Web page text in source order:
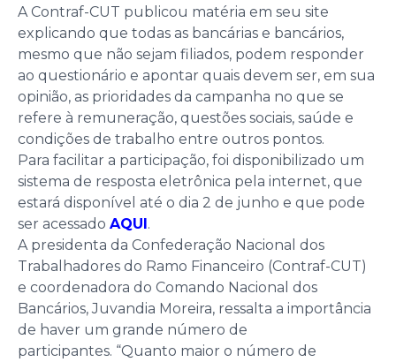
A Contraf-CUT publicou matéria em seu site
explicando que todas as bancárias e bancários,
mesmo que não sejam filiados, podem responder
ao questionário e apontar quais devem ser, em sua
opinião, as prioridades da campanha no que se
refere à remuneração, questões sociais, saúde e
condições de trabalho entre outros pontos.
Para facilitar a participação, foi disponibilizado um
sistema de resposta eletrônica pela internet, que
estará disponível até o dia 2 de junho e que pode
ser acessado AQUI.
A presidenta da Confederação Nacional dos
Trabalhadores do Ramo Financeiro (Contraf-CUT)
e coordenadora do Comando Nacional dos
Bancários, Juvandia Moreira, ressalta a importância
de haver um grande número de
participantes. “Quanto maior o número de